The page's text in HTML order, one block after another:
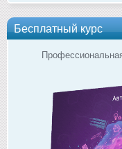
Бесплатный курс